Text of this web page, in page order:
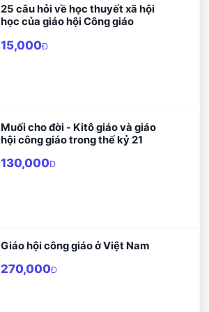
25 câu hỏi về học thuyết xã hội
học của giáo hội Công giáo
15,000Đ
Muối cho đời - Kitô giáo và giáo
hội công giáo trong thế kỷ 21
130,000Đ
Giáo hội công giáo ở Việt Nam
270,000Đ